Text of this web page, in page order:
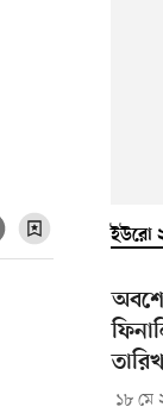
ইউরো
তারিখ
১৮ মে